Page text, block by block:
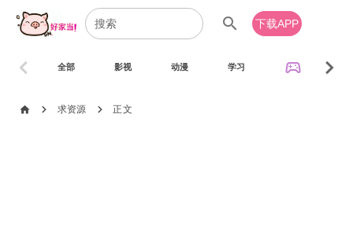
search 下载APP
全部 影视 动漫 学习 sports_esports
chevron_left chevron_right
home chevron_right 求资源 chevron_right 正文